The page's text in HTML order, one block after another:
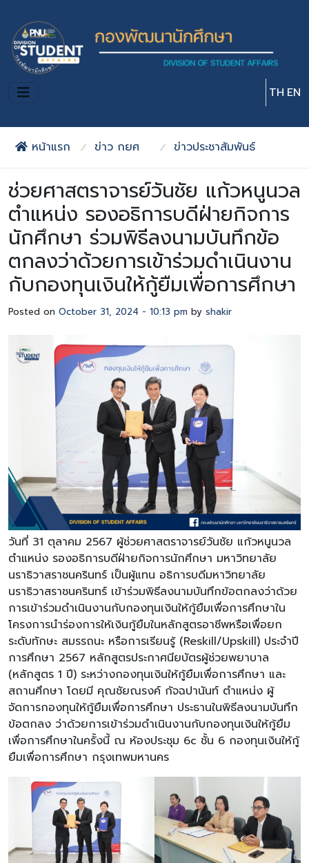
TH EN
หน้าแรก ข่าว กยศ ข่าวประชาสัมพันธ์
ช่วยศาสตราจารย์วันชัย แก้วหนูนวล
ตำแหน่ง รองอธิการบดีฝ่ายกิจการ
นักศึกษา ร่วมพิธีลงนามบันทึกข้อ
ตกลงว่าด้วยการเข้าร่วมดำเนินงาน
กับกองทุนเงินให้กู้ยืมเพื่อการศึกษา
Posted on October 31, 2024 - 10:13 pm by shakir
วันที่ 31 ตุลาคม 2567 ผู้ช่วยศาสตราจารย์วันชัย แก้วหนูนวล
ตำแหน่ง รองอธิการบดีฝ่ายกิจการนักศึกษา มหาวิทยาลัย
นราธิวาสราชนครินทร์ เป็นผู้แทน อธิการบดีมหาวิทยาลัย
นราธิวาสราชนครินทร์ เข้าร่วมพิธีลงนามบันทึกข้อตกลงว่าด้วย
การเข้าร่วมดำเนินงานกับกองทุนเงินให้กู้ยืมเพื่อการศึกษาใน
โครงการนำร่องการให้เงินกู้ยืมในหลักสูตรอาชีพหรือเพื่อยก
ระดับทักษะ สมรรถนะ หรือการเรียนรู้ (Reskill/Upskill) ประจำปี
การศึกษา 2567 หลักสูตรประกาศนียบัตรผู้ช่วยพยาบาล
(หลักสูตร 1 ปี) ระหว่างกองทุนเงินให้กู้ยืมเพื่อการศึกษา และ
สถานศึกษา โดยมี คุณชัยณรงค์ กัจฉปานันท์ ตำแหน่ง ผู้
จัดการกองทุนให้กู้ยืมเพื่อการศึกษา ประธานในพิธีลงนามบันทึก
ข้อตกลง ว่าด้วยการเข้าร่วมดำเนินงานกับกองทุนเงินให้กู้ยืม
เพื่อการศึกษาในครั้งนี้ ณ ห้องประชุม 6c ชั้น 6 กองทุนเงินให้กู้
ยืมเพื่อการศึกษา กรุงเทพมหานคร